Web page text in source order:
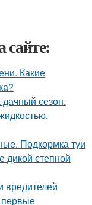
сайте:
Какие
дачный сезон.
Подкормка туи
степной
вредителей
первые